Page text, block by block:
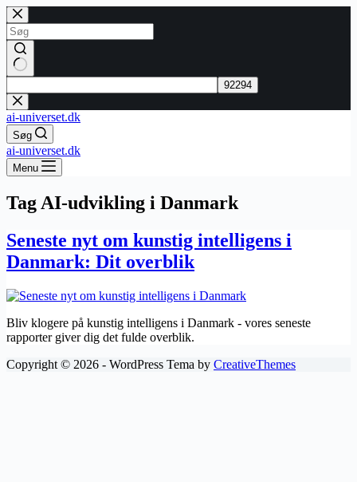
Fortsæt
til
indhold
resultater
ai-universet.dk
Søg
ai-universet.dk
Menu
Tag AI-udvikling i Danmark
Seneste nyt om kunstig intelligens i
Danmark: Dit overblik
Bliv klogere på kunstig intelligens i Danmark - vores seneste
rapporter giver dig det fulde overblik.
Copyright © 2026 - WordPress Tema by CreativeThemes